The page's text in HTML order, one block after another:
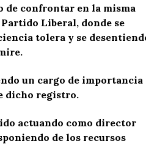
confrontar en la misma
Liberal, donde se
tolera y se
un cargo de importancia
dicho registro.
actuando como director
de los recursos